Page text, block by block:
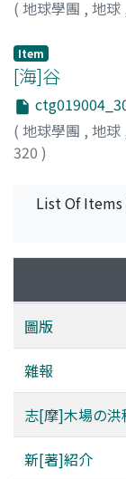
( 地球學團 , 地球
Item
[海]谷
( 地球學團 , 地球
320 )
List Of
圖版
雜報
志[摩]木場の洪
新[著]紹介